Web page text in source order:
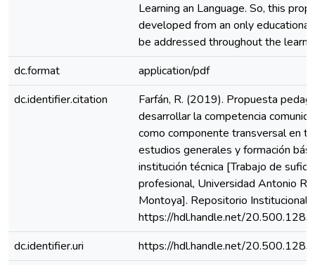
Learning an Language. So, this
developed from an only
be addressed throughout the
dc.format
application/pdf
dc.identifier.citation
Farfán, R. (2019). Propuesta
desarrollar la competencia
como componente transversal en
estudios generales y formación
institución técnica [Trabajo de
profesional, Universidad Antonio
Montoya]. Repositorio Institucional
https://hdl.handle.net/
dc.identifier.uri
https://hdl.handle.net/